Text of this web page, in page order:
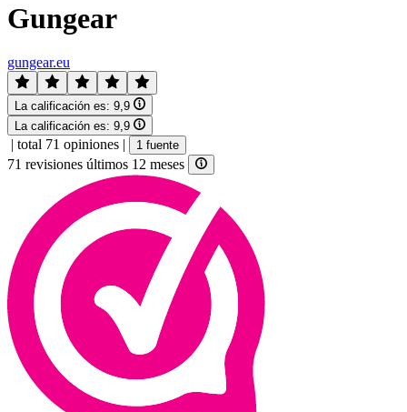
Gungear
gungear.eu
La calificación es: 9,9
La calificación es: 9,9
| total 71 opiniones | 1 fuente
71 revisiones últimos 12 meses